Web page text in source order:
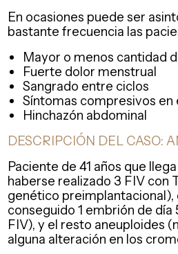
En ocasiones puede ser
bastante frecuencia las
Mayor o menos cantidad
Fuerte dolor menstrual
Sangrado entre ciclos
Síntomas compresivos en
Hinchazón abdominal
DESCRIPCIÓN DEL CASO:
Paciente de 41 años que
haberse realizado 3 FIV con
genético preimplantacional),
conseguido 1 embrión de día
FIV), y el resto aneuploides
alguna alteración en los